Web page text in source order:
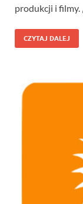
produkcji i filmy.
CZYTAJ DALEJ